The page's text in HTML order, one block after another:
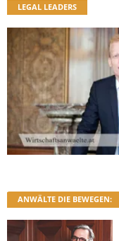
LEGAL LEADERS
ANWÄLTE DIE BEWEGEN: